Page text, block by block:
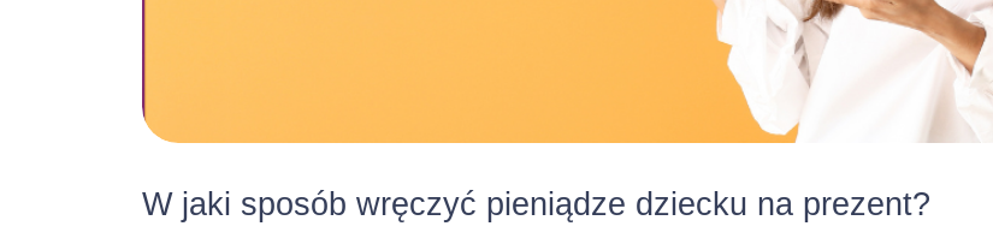
W jaki sposób i w jakim terminie otrzyma
rachunku Karty
zawarcia Umowy.
Klient ma
uruchomienia
w ramach usługi
W jaki sposób wręczyć pieniądze dziecku na prezent?